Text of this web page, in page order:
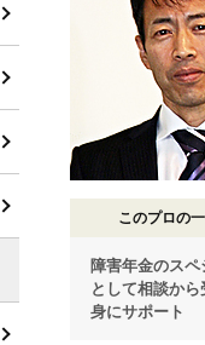
このプロの
障害年金のスペ
として相談か
身にサポート